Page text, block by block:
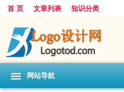
首 页 文章列表 知识分类
网站导航